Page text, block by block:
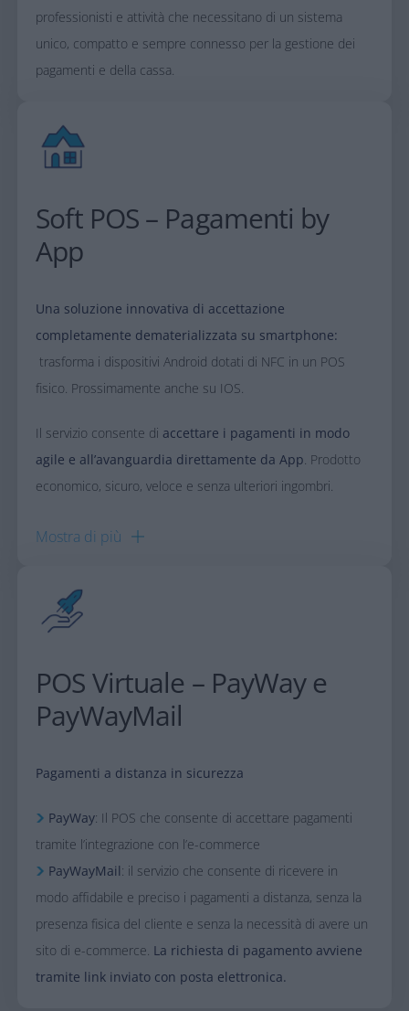
professionisti e attività che necessitano di un sistema
unico, compatto e sempre connesso per la gestione dei
pagamenti e della cassa.
Soft POS – Pagamenti by
App​
Una soluzione innovativa di accettazione
completamente dematerializzata su smartphone​:
trasforma i dispositivi Android dotati di NFC in un POS
fisico. Prossimamente anche su IOS.​
​Il servizio consente di accettare i pagamenti in modo
agile e all’avanguardia direttamente da App . Prodotto
economico, sicuro, veloce e senza ulteriori ingombri.​
Mostra di più
POS Virtuale – PayWay e
PayWayMail​
Pagamenti a distanza in sicurezza
PayWay: Il POS che consente di accettare pagamenti
tramite l’integrazione con l’e-commerce
PayWayMail: il servizio che consente di ricevere in
modo affidabile e preciso i pagamenti a distanza, senza la
presenza fisica del cliente e senza la necessità di avere un
sito di e-commerce. La richiesta di pagamento avviene
tramite link inviato con posta elettronica.